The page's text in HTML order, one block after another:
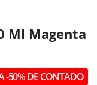
Ml Magenta
-50% DE CONTADO